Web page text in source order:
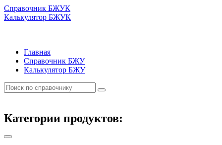
Справочник БЖУК
Калькулятор БЖУК
Главная
Справочник БЖУ
Калькулятор БЖУ
Категории продуктов: